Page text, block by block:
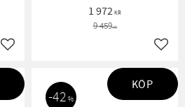
Lägg till i favoriter
1 972KR
9 459KR
42 %
KÖP